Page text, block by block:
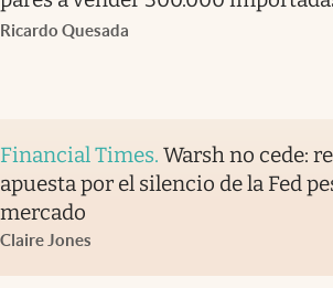
Ricardo Quesada
Financial Times. Warsh no cede:
apuesta por el silencio de la Fed
mercado
Claire Jones